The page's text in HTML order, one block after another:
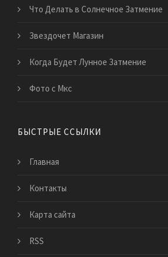
Что Делать в Солнечное Затмение
Звездочет Магазин
Когда Будет Лунное Затмение
Фото с Мкс
БЫСТРЫЕ ССЫЛКИ
Главная
Контакты
Карта сайта
RSS